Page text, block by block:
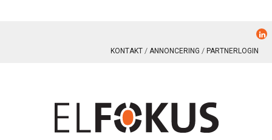
KONTAKT ANNONCERING PARTNERLOGIN